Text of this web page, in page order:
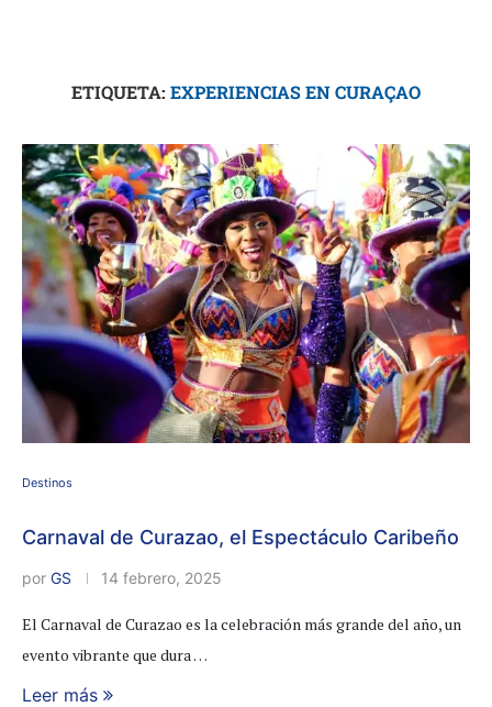
ETIQUETA: EXPERIENCIAS EN CURAÇAO
Destinos
Carnaval de Curazao, el Espectáculo Caribeño
por GS 14 febrero, 2025
El Carnaval de Curazao es la celebración más grande del año, un
evento vibrante que dura …
Leer más